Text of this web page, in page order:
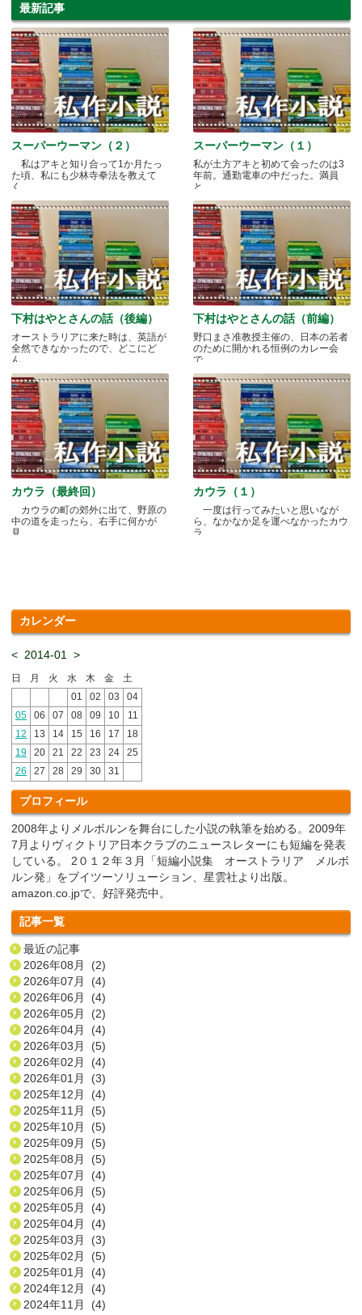
最新記事
スーパーウーマン（２）
私はアキと知り合って1か月たっ
た頃、私にも少林寺拳法を教えて
く.....
スーパーウーマン（１）
私が土方アキと初めて会ったのは3
年前。通勤電車の中だった。満員
と.....
下村はやとさんの話（後編）
オーストラリアに来た時は、英語が
全然できなかったので、どこにど
ん.....
下村はやとさんの話（前編）
野口まさ准教授主催の、日本の若者
のために開かれる恒例のカレー会
で.....
カウラ（最終回）
カウラの町の郊外に出て、野原の
中の道を走ったら、右手に何かが
見.....
カウラ（１）
一度は行ってみたいと思いなが
ら、なかなか足を運べなかったカウ
ラ.....
カレンダー
< 2014-01 >
日 月 火 水 木 金
土
01
02 03
04
05
06 07 08 09 10
11
12
13 14 15 16 17
18
19
20 21 22 23 24
25
26
27 28 29 30 31
プロフィール
2008年よりメルボルンを舞台にした小説の執筆を始める。2009年
7月よりヴィクトリア日本クラブのニュースレターにも短編を発表
している。 2０１２年３月「短編小説集 オーストラリア メルボ
ルン発」をブイツーソリューション、星雲社より出版。
amazon.co.jpで、好評発売中。
記事一覧
最近の記事
2026年08月 (2)
2026年07月 (4)
2026年06月 (4)
2026年05月 (2)
2026年04月 (4)
2026年03月 (5)
2026年02月 (4)
2026年01月 (3)
2025年12月 (4)
2025年11月 (5)
2025年10月 (5)
2025年09月 (5)
2025年08月 (5)
2025年07月 (4)
2025年06月 (5)
2025年05月 (4)
2025年04月 (4)
2025年03月 (3)
2025年02月 (5)
2025年01月 (4)
2024年12月 (4)
2024年11月 (4)